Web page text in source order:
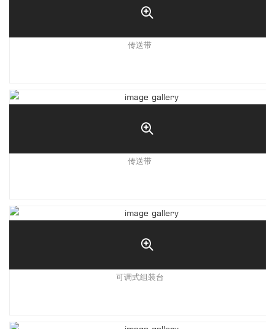
传送带
传送带
可调式组装台